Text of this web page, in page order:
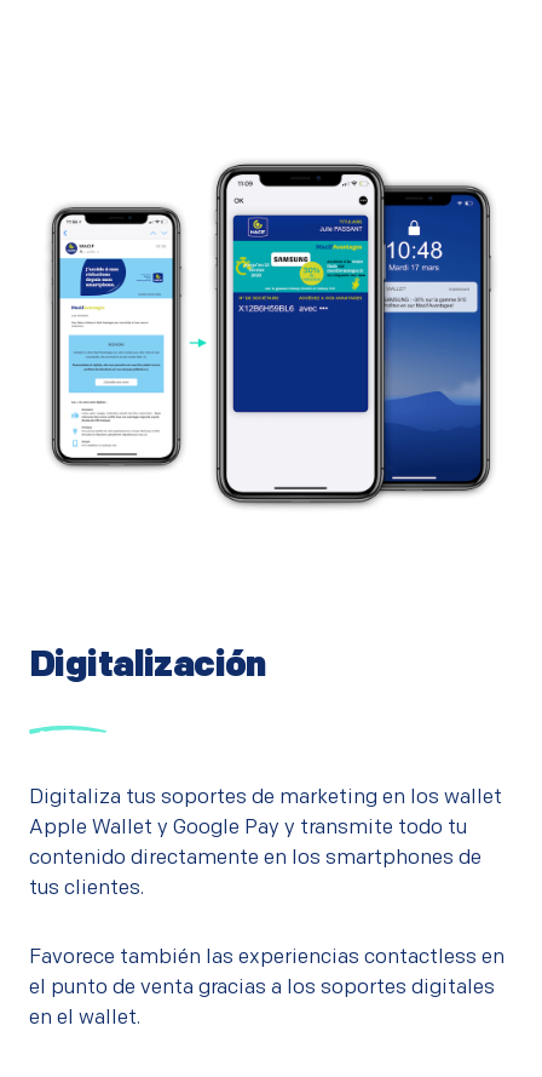
Digitalización
Digitaliza tus soportes de marketing en los wallet
Apple Wallet y Google Pay y transmite todo tu
contenido directamente en los smartphones de
tus clientes.
Favorece también las experiencias contactless en
el punto de venta gracias a los soportes digitales
en el wallet.